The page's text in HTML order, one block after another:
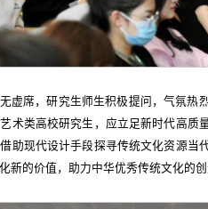
虚席，研究生师生积极提问，气氛热
术类高校研究生，应立足新时代高质
助现代设计手段探寻传统文化资源当
新的价值，助力中华优秀传统文化的创